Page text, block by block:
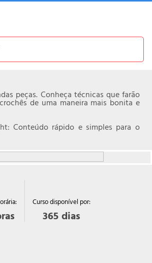
Curso disponível por:
365 dias
peças. Conheça técnicas que farão
de uma maneira mais bonita e
Conteúdo rápido e simples para o